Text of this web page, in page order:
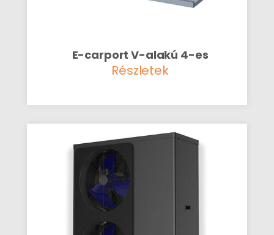
E-carport V-alakú 4-es
Részletek